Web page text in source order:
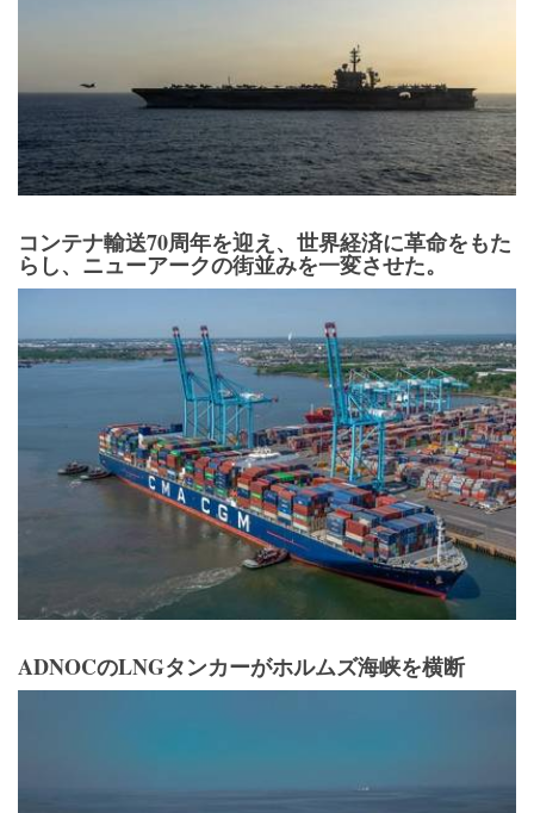
コンテナ輸送70周年を迎え、世界経済に革命をもた
らし、ニューアークの街並みを一変させた。
ADNOCのLNGタンカーがホルムズ海峡を横断